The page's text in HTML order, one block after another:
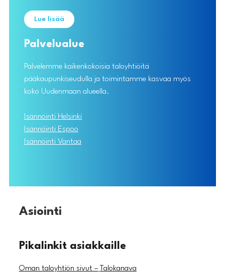
Lue lisää
Palvelualue
Palvelemme kaikenkokoisia taloyhtiöitä
pääkaupunkiseudulla ja toimintamme kasvaa myös
koko Uudenmaan alueella.
Isännöinti Helsinki
Isännöinti Espoo
Isännöinti Vantaa
Asiointi
Pikalinkit asiakkaille
Oman taloyhtiön sivut – Talokanava